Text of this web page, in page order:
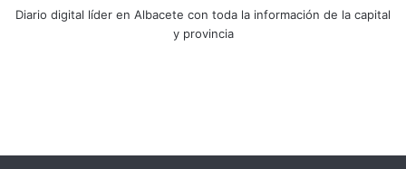
Diario digital líder en Albacete con toda la información de la capital
y provincia